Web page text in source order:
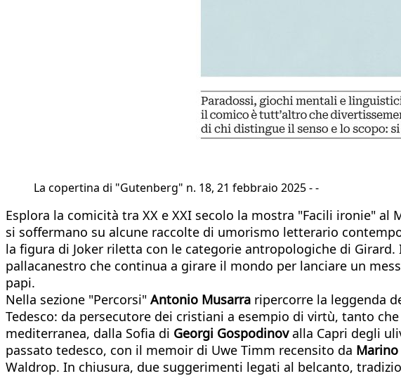
La copertina di "Gutenberg" n. 18, 21 febbraio 2025 - -
Esplora la comicità tra XX e XXI secolo la mostra "Facili ironie" al
si soffermano su alcune raccolte di umorismo letterario
la figura di Joker riletta con le categorie antropologiche di Girard.
pallacanestro che continua a girare il mondo per lanciare un
papi.
Nella sezione "Percorsi" Antonio Musarra ripercorre la leggenda
Tedesco: da persecutore dei cristiani a esempio di virtù, tanto
mediterranea, dalla Sofia di Georgi Gospodinovalla Capri degli
passato tedesco, con il memoir di Uwe Timm recensito da Marino
Waldrop. In chiusura, due suggerimenti legati al belcanto,